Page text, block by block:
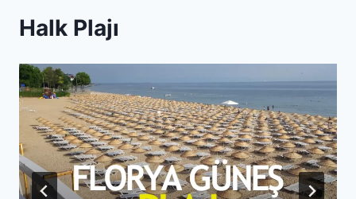
Halk Plajı